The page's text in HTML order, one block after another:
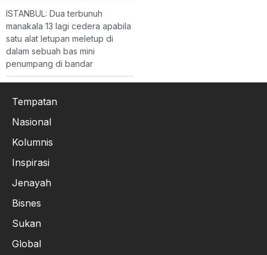
ISTANBUL: Dua terbunuh
manakala 13 lagi cedera apabila
satu alat letupan meletup di
dalam sebuah bas mini
penumpang di bandar
Tempatan
Nasional
Kolumnis
Inspirasi
Jenayah
Bisnes
Sukan
Global